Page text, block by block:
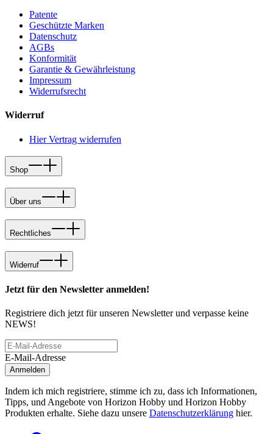
Patente
Geschützte Marken
Datenschutz
AGBs
Konformität
Garantie & Gewährleistung
Impressum
Widerrufsrecht
Widerruf
Hier Vertrag widerrufen
Shop
Über uns
Rechtliches
Widerruf
Jetzt für den Newsletter anmelden!
Registriere dich jetzt für unseren Newsletter und verpasse keine
NEWS!
E-Mail-Adresse
Anmelden
Indem ich mich registriere, stimme ich zu, dass ich Informationen,
Tipps, und Angebote von Horizon Hobby und Horizon Hobby
Produkten erhalte. Siehe dazu unsere Datenschutzerklärung hier.